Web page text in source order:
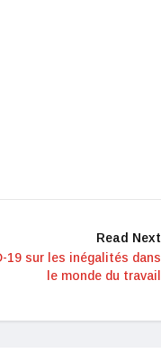
Read Next
19 sur les inégalités dans
le monde du travail